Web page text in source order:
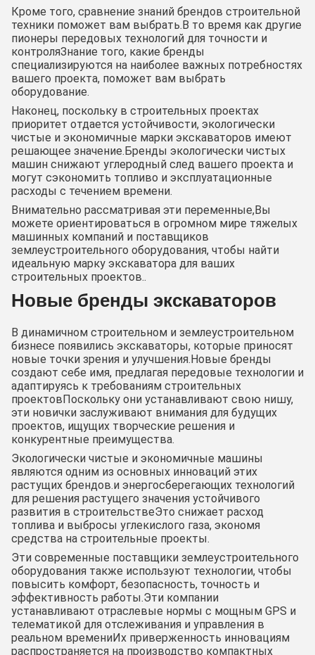
Кроме того, сравнение знаний брендов строительной
техники поможет вам выбрать.В то время как другие
пионеры передовых технологий для точности и
контроляЗнание того, какие бренды
специализируются на наиболее важных потребностях
вашего проекта, поможет вам выбрать
оборудование.
Наконец, поскольку в строительных проектах
приоритет отдается устойчивости, экологически
чистые и экономичные марки экскаваторов имеют
решающее значение.Бренды экологически чистых
машин снижают углеродный след вашего проекта и
могут сэкономить топливо и эксплуатационные
расходы с течением времени.
Внимательно рассматривая эти переменные,Вы
можете ориентироваться в огромном мире тяжелых
машинных компаний и поставщиков
землеустроительного оборудования, чтобы найти
идеальную марку экскаватора для ваших
строительных проектов..
Новые бренды экскаваторов
В динамичном строительном и землеустроительном
бизнесе появились экскаваторы, которые приносят
новые точки зрения и улучшения.Новые бренды
создают себе имя, предлагая передовые технологии и
адаптируясь к требованиям строительных
проектовПоскольку они устанавливают свою нишу,
эти новички заслуживают внимания для будущих
проектов, ищущих творческие решения и
конкурентные преимущества.
Экологически чистые и экономичные машины
являются одним из основных инноваций этих
растущих брендов.и энергосберегающих технологий
для решения растущего значения устойчивого
развития в строительствеЭто снижает расход
топлива и выбросы углекислого газа, экономя
средства на строительные проекты.
Эти современные поставщики землеустроительного
оборудования также используют технологии, чтобы
повысить комфорт, безопасность, точность и
эффективность работы.Эти компании
устанавливают отраслевые нормы с мощным GPS и
телематикой для отслеживания и управления в
реальном времениИх приверженность инновациям
распространяется на производство компактных